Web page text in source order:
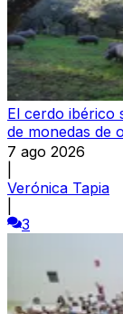
El cerdo ibérico
de monedas de
7 ago 2026
Verónica Tapia
3